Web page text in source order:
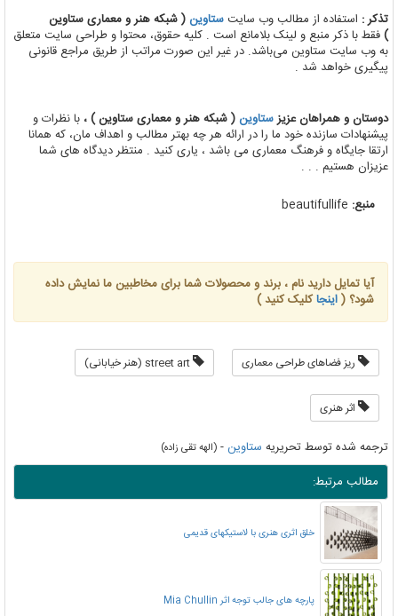
تذکر : استفاده از مطالب وب سایتستاوین( شبکه هنر و معماری ستاوین
)فقط با ذکر منبع و لینک بلامانع است . کلیه حقوق، محتوا و طراحی سایت متعلق
به وب سایت ستاوین می‌باشد. در غیر این صورت مراتب از طریق مراجع قانونی
پیگیری خواهد شد .
دوستان و همراهان عزیزستاوین( شبکه هنر و معماری ستاوین ) ، با نظرات و
پیشنهادات سازنده خود ما را در ارائه هر چه بهتر مطالب و اهداف مان، که همانا
ارتقا جایگاه و فرهنگ معماری می باشد ، یاری کنید . منتظر دیدگاه های شما
عزیزان هستیم . . .
منبع:
آیا تمایل دارید نام ، برند و محصولات شما برای مخاطبین ما نمایش داده
شود؟ (اینجاکلیک کنید )
ریز فضاهای طراحی معماری
اثر هنری
ترجمه شده توسط تحریریه ستاوین- (الهه تقی زاده)
مطالب مرتبط:
خلق اثری هنری با لاستیکهای قدیمی
پارچه های جالب توجه اثر Mia Chullin